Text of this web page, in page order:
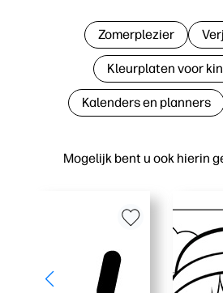
Mogelijk bent u ook hierin
Zomerplezier
Kleurplaten voor
Kalenders en planners